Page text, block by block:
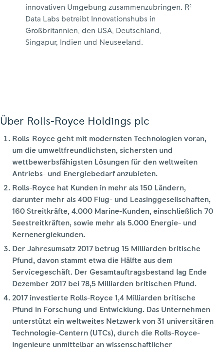
innovativen Umgebung zusammenzubringen. R²
Data Labs betreibt Innovationshubs in
Großbritannien, den USA, Deutschland,
Singapur, Indien und Neuseeland.
Über Rolls-Royce Holdings plc
Rolls-Royce geht mit modernsten Technologien voran,
um die umweltfreundlichsten, sichersten und
wettbewerbsfähigsten Lösungen für den weltweiten
Antriebs- und Energiebedarf anzubieten.
Rolls-Royce hat Kunden in mehr als 150 Ländern,
darunter mehr als 400 Flug- und Leasinggesellschaften,
160 Streitkräfte, 4.000 Marine-Kunden, einschließlich 70
Seestreitkräften, sowie mehr als 5.000 Energie- und
Kernenergiekunden.
Der Jahresumsatz 2017 betrug 15 Milliarden britische
Pfund, davon stammt etwa die Hälfte aus dem
Servicegeschäft. Der Gesamtauftragsbestand lag Ende
Dezember 2017 bei 78,5 Milliarden britischen Pfund.
2017 investierte Rolls-Royce 1,4 Milliarden britische
Pfund in Forschung und Entwicklung. Das Unternehmen
unterstützt ein weltweites Netzwerk von 31 universitären
Technologie-Centern (UTCs), durch die Rolls-Royce-
Ingenieure unmittelbar an wissenschaftlicher